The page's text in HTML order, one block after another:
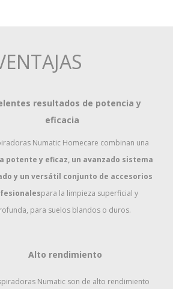
resultados de potencia y
eficacia
Numatic Homecare combinan una
potente y eficaz, un avanzado sistema
y un versátil conjunto de accesorios
para la limpieza superficial y
para suelos blandos o duros.
Alto rendimiento
Numatic son de alto rendimiento